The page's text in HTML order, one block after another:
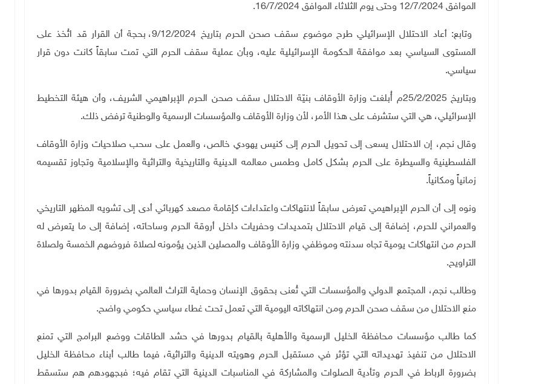
الموافق 12/7/2024 وحتى يوم الثلاثاء الموافق 16/7/2024.
وتابع: أعاد الاحتلال الإسرائيلي طرح موضوع سقف صحن الحرم بتاريخ 9/12/2024، بحجة أن القرار قد اتُخذ على
المستوى السياسي بعد موافقة الحكومة الإسرائيلية عليه، وبأن عملية سقف الحرم التي تمت سابقاً كانت دون قرار
سياسي.
وبتاريخ 25/2/2025م أُبلغت وزارة الأوقاف بنيّة الاحتلال سقف صحن الحرم الإبراهيمي الشريف، وأن هيئة التخطيط
الإسرائيلي، هي التي ستشرف على هذا الأمر، لأن وزارة الأوقاف والمؤسسات الرسمية والوطنية ترفض ذلك.
وقال نجم، إن الاحتلال يسعى إلى تحويل الحرم إلى كنيس يهودي خالص، والعمل على سحب صلاحيات وزارة الأوقاف
الفلسطينية والسيطرة على الحرم بشكل كامل وطمس معالمه الدينية والتاريخية والتراثية والإسلامية وتجاوز تقسيمه
زمانياً ومكانياً.
ونوه إلى أن الحرم الإبراهيمي تعرض سابقاً لانتهاكات واعتداءات كإقامة مصعد كهربائي أدى إلى تشويه المظهر التاريخي
والعمراني للحرم، إضافة إلى قيام الاحتلال بتمديدات وحفريات داخل أروقة الحرم وساحاته، إضافة إلى ما يتعرض له
الحرم من انتهاكات يومية تجاه سدنته وموظفي وزارة الأوقاف والمصلين الذين يؤمونه لصلاة فروضهم الخمسة ولصلاة
التراويح.
وطالب نجم، المجتمع الدولي والمؤسسات التي تُعنى بحقوق الإنسان وحماية التراث العالمي بضرورة القيام بدورها في
منع الاحتلال من سقف صحن الحرم ومن انتهاكاته اليومية التي تعمل تحت غطاء سياسي حكومي واضح.
كما طالب مؤسسات محافظة الخليل الرسمية والأهلية بالقيام بدورها في حشد الطاقات ووضع البرامج التي تمنع
الاحتلال من تنفيذ تهديداته التي تؤثر في مستقبل الحرم وهويته الدينية والتراثية، فيما طالب أبناء محافظة الخليل
بضرورة الرباط في الحرم وتأدية الصلوات والمشاركة في المناسبات الدينية التي تقام فيه؛ فبجهودهم هم ستسقط